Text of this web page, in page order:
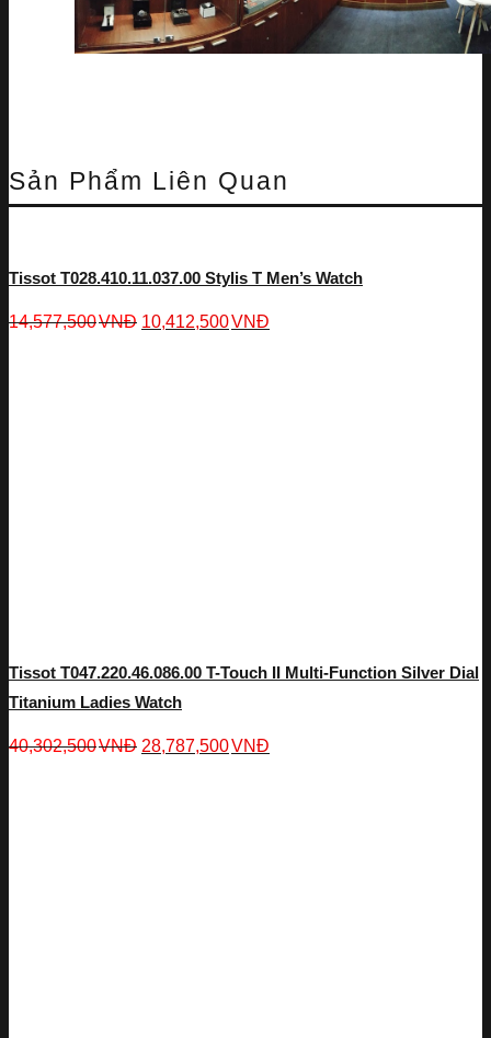
Sản Phẩm Liên Quan
Tissot T028.410.11.037.00 Stylis T Men’s Watch
14,577,500VNĐ 10,412,500VNĐ
Tissot T047.220.46.086.00 T-Touch II Multi-Function Silver Dial
Titanium Ladies Watch
40,302,500VNĐ 28,787,500VNĐ